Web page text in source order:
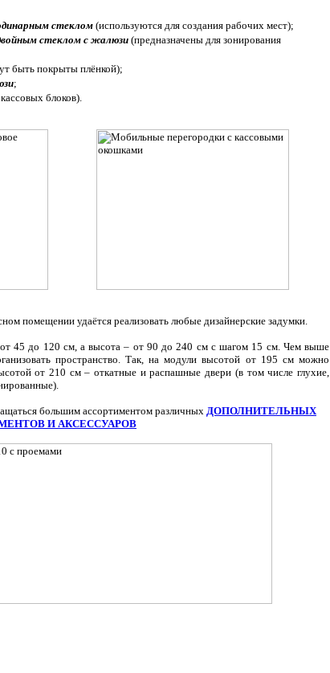
стеклом (используются для создания рабочих мест);
стеклом с жалюзи (предназначены для зонирования
быть покрыты плёнкой);
;
блоков).
помещении удаётся реализовать любые дизайнерские задумки.
45 до 120 см, а высота – от 90 до 240 см с шагом 15 см. Чем выше
пространство. Так, на модули высотой от 195 см можно
от 210 см – откатные и распашные двери (в том числе глухие,
большим ассортиментом различных ДОПОЛНИТЕЛЬНЫХ
И АКСЕССУАРОВ